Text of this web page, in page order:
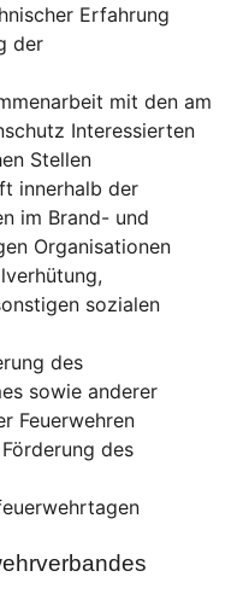
Erfahrung
der
mit den am
Interessierten
Stellen
innerhalb der
im Brand- und
Organisationen
sozialen
des
sowie anderer
Feuerwehren
des